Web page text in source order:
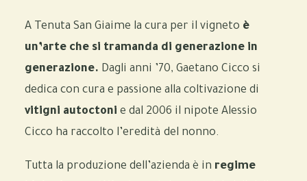
A Tenuta San Giaime la cura per il vigneto è
un’arte che si tramanda di generazione in
generazione. Dagli anni ’70, Gaetano Cicco si
dedica con cura e passione alla coltivazione di
vitigni autoctoni e dal 2006 il nipote Alessio
Cicco ha raccolto l’eredità del nonno.
Tutta la produzione dell’azienda è in regime